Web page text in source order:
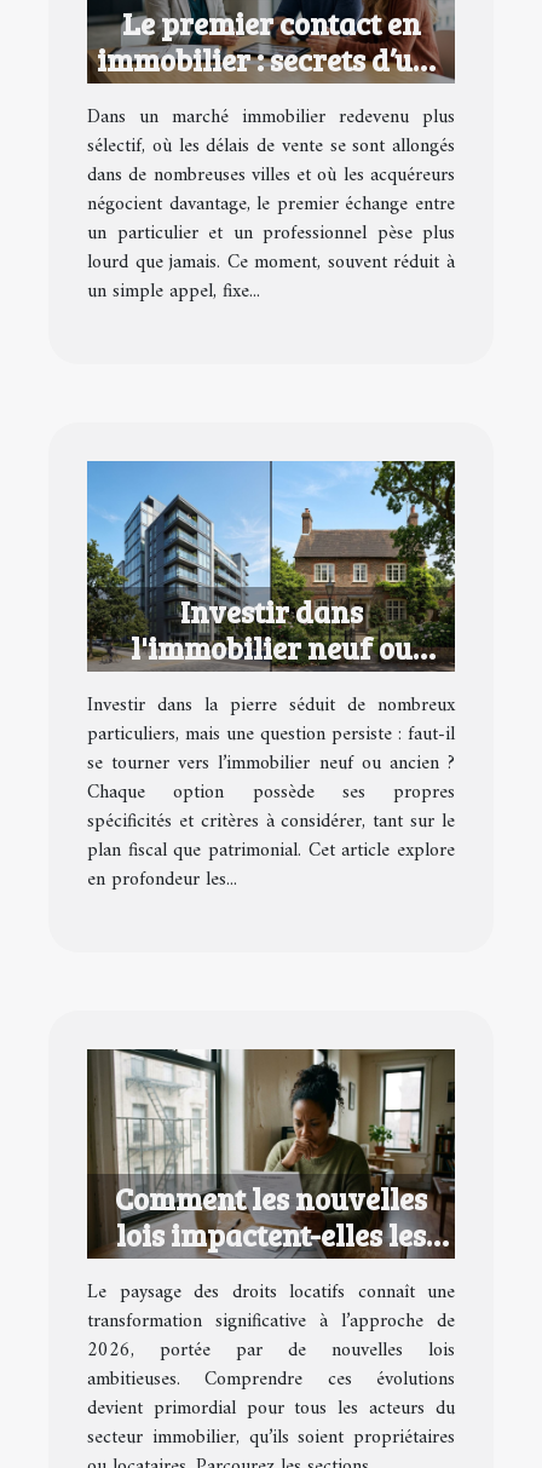
Le premier contact en
immobilier : secrets d’une
relation qui fonctionne
Dans un marché immobilier redevenu plus
sélectif, où les délais de vente se sont allongés
dans de nombreuses villes et où les acquéreurs
négocient davantage, le premier échange entre
un particulier et un professionnel pèse plus
lourd que jamais. Ce moment, souvent réduit à
un simple appel, fixe...
Investir dans
l'immobilier neuf ou
ancien : avantages et
inconvénients
Investir dans la pierre séduit de nombreux
particuliers, mais une question persiste : faut-il
se tourner vers l’immobilier neuf ou ancien ?
Chaque option possède ses propres
spécificités et critères à considérer, tant sur le
plan fiscal que patrimonial. Cet article explore
en profondeur les...
Comment les nouvelles
lois impactent-elles les
droits locatifs en 2026 ?
Le paysage des droits locatifs connaît une
transformation significative à l’approche de
2026, portée par de nouvelles lois
ambitieuses. Comprendre ces évolutions
devient primordial pour tous les acteurs du
secteur immobilier, qu’ils soient propriétaires